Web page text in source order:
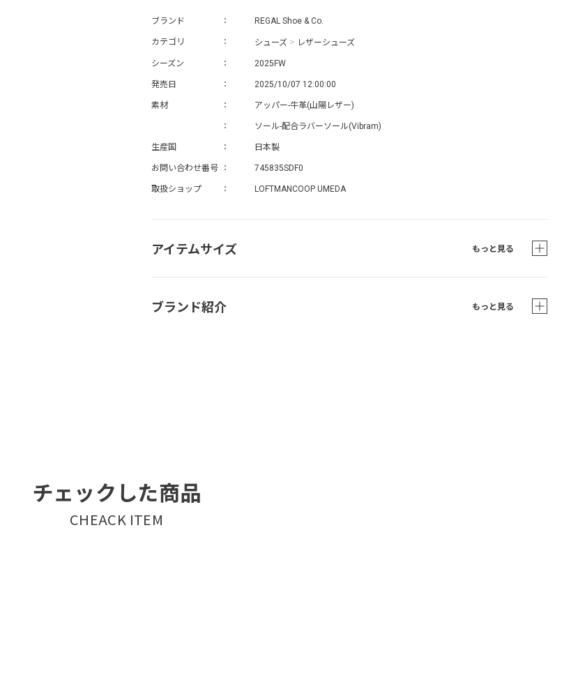
ブランド REGAL Shoe & Co.
カテゴリ シューズ > レザーシューズ
シーズン 2025FW
発売日 2025/10/07 12:00:00
素材 アッパー-牛革(山陽レザー)
ソール-配合ラバーソール(Vibram)
生産国 日本製
お問い合わせ番号 745835SDF0
取扱ショップ LOFTMANCOOP UMEDA
アイテムサイズ もっと見る
ブランド紹介 もっと見る
チェックした商品